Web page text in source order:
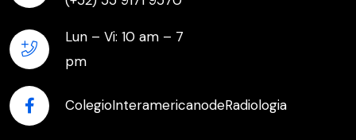
Lun – Vi: 10 am – 7
pm
ColegioInteramericanodeRadiologia